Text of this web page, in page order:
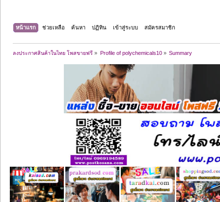
หน้าแรก ช่วยเหลือ ค้นหา ปฏิทิน เข้าสู่ระบบ สมัครสมาชิก
ลงประกาศสินค้าในไทย โพสขายฟรี » Profile of polychemicals10» Summary